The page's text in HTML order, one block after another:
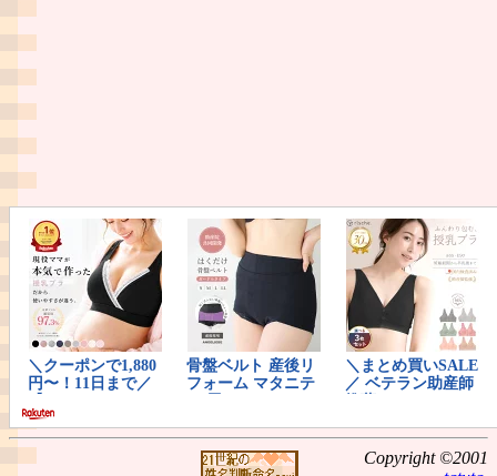
Copyright ©2001